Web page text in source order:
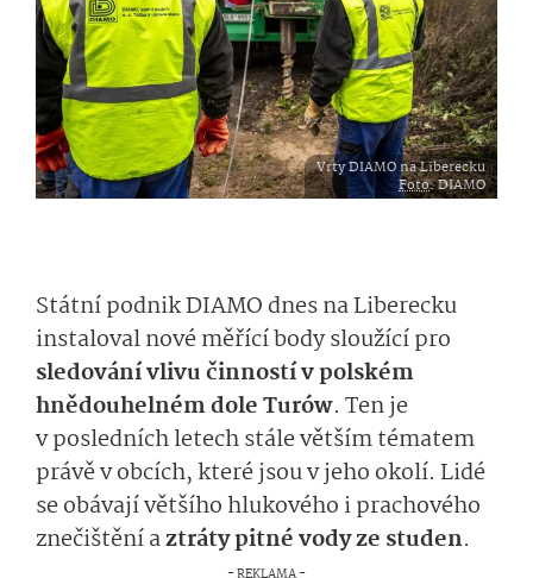
Vrty DIAMO na Liberecku
Foto: DIAMO
Státní podnik DIAMO dnes na Liberecku
instaloval nové měřící body sloužící pro
sledování vlivu činností v polském
hnědouhelném dole Turów. Ten je
v posledních letech stále větším tématem
právě v obcích, které jsou v jeho okolí. Lidé
se obávají většího hlukového i prachového
znečištění aztráty pitné vody ze studen.